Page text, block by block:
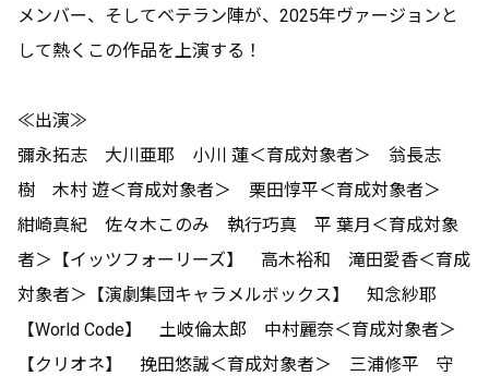
メンバー、そしてベテラン陣が、2025年ヴァージョンと
して熱くこの作品を上演する！
≪出演≫
彌永拓志 大川亜耶 小川 蓮＜育成対象者＞ 翁長志
樹 木村 遊＜育成対象者＞ 栗田惇平＜育成対象者＞
紺崎真紀 佐々木このみ 執行巧真 平 葉月＜育成対象
者＞【イッツフォーリーズ】 高木裕和 滝田愛香＜育成
対象者＞【演劇集団キャラメルボックス】 知念紗耶
【World Code】 土岐倫太郎 中村麗奈＜育成対象者＞
【クリオネ】 挽田悠誠＜育成対象者＞ 三浦修平 守